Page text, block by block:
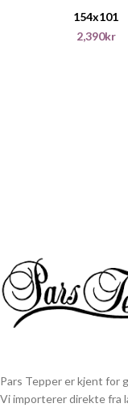
154x101
2,390kr
Pars Tepper er kjent for
Vi importerer direkte fra